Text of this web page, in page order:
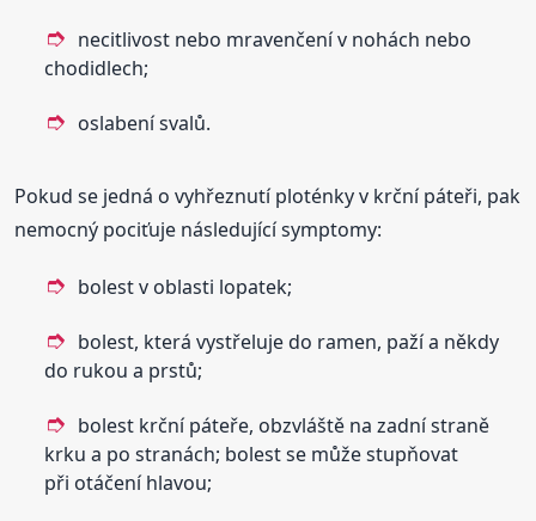
necitlivost nebo mravenčení v nohách nebo
chodidlech;
oslabení svalů.
Pokud se jedná o vyhřeznutí ploténky v krční páteři, pak
nemocný pociťuje následující symptomy:
bolest v oblasti lopatek;
bolest, která vystřeluje do ramen, paží a někdy
do rukou a prstů;
bolest krční páteře, obzvláště na zadní straně
krku a po stranách; bolest se může stupňovat
při otáčení hlavou;